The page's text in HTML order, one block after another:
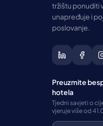
tržištu ponuditi
unapređuje i
poslovanje.
Preuzmite
hotela
Tjedni savjeti o
vjeruje više od